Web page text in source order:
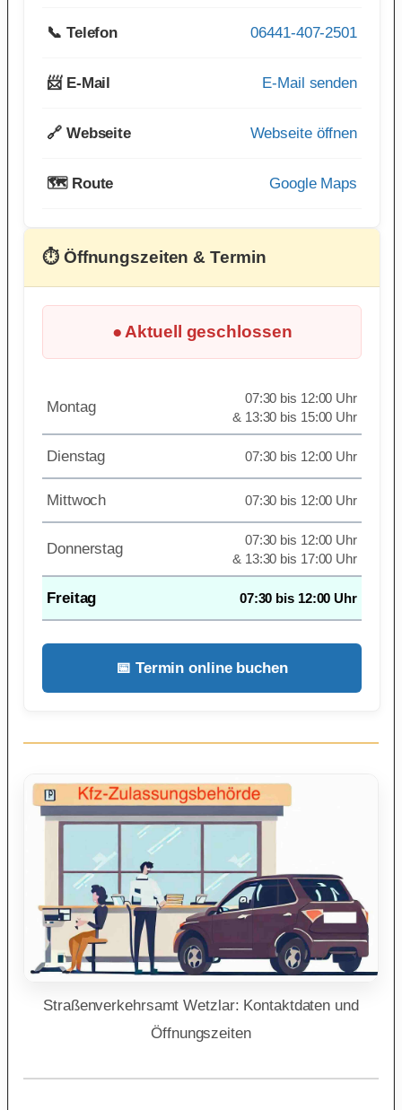
📞 Telefon 06441-407-2501
📨 E-Mail E-Mail senden
🔗 Webseite Webseite öffnen
🗺️ Route Google Maps
⏱ Öffnungszeiten & Termin
● Aktuell geschlossen
Montag
07:30 bis 12:00 Uhr
& 13:30 bis 15:00 Uhr
Dienstag 07:30 bis 12:00 Uhr
Mittwoch 07:30 bis 12:00 Uhr
Donnerstag
07:30 bis 12:00 Uhr
& 13:30 bis 17:00 Uhr
Freitag 07:30 bis 12:00 Uhr
📅 Termin online buchen
Straßenverkehrsamt Wetzlar: Kontaktdaten und
Öffnungszeiten